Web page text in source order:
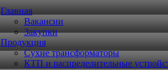
Главная
Вакансии
Закупки
Продукция
Сухие трансформаторы
КТП и распределительные